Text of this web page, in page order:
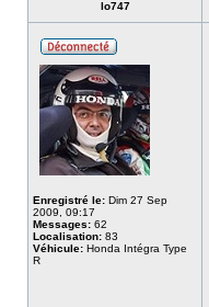
lo747
Enregistré le: Dim 27 Sep
2009, 09:17
Messages: 62
Localisation: 83
Véhicule: Honda Intégra Type
R